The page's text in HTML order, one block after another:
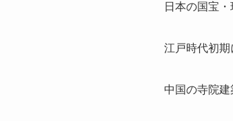
日本の国宝
江戸時代初期
中国の寺院